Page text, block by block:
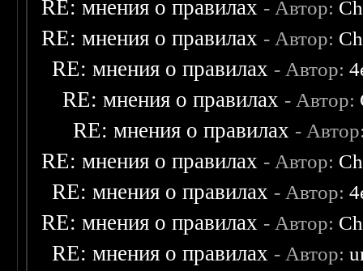
RE: мнения о правилах - Автор:
RE: мнения о правилах - Автор:
RE: мнения о правилах - Автор:
RE: мнения о правилах - Автор:
RE: мнения о правилах -
RE: мнения о правилах - Автор:
RE: мнения о правилах - Автор:
RE: мнения о правилах - Автор:
RE: мнения о правилах - Автор: